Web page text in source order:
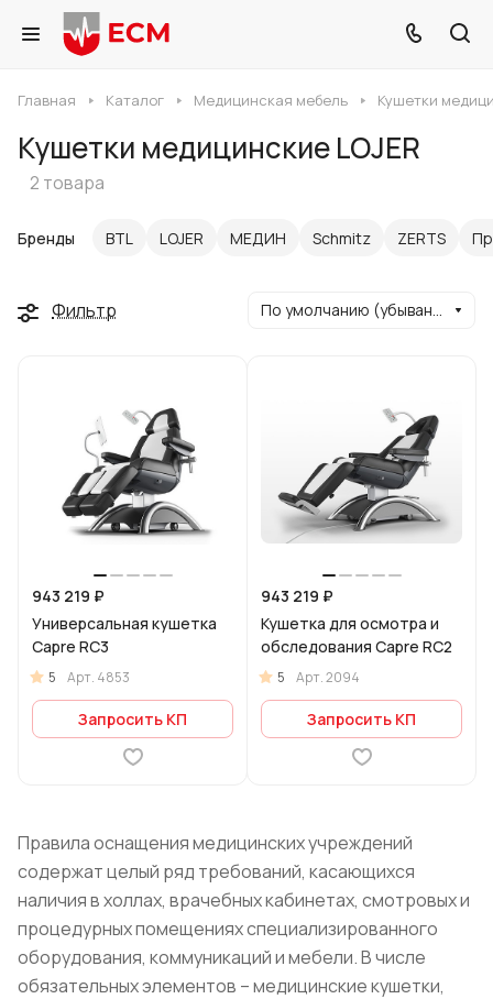
Главная Каталог Медицинская мебель Кушетки
Кушетки медицинские LOJER
2 товара
Бренды BTL LOJER МЕДИН Schmitz ZERTS
Фильтр По умолчанию (убывание)
943 219 ₽
Универсальная кушетка
Capre RC3
5 Арт. 4853
Запросить КП
943 219 ₽
Кушетка для осмотра и
обследования Capre RC2
5 Арт.2094
Запросить КП
Правила оснащения медицинских учреждений
содержат целый ряд требований, касающихся
наличия в холлах, врачебных кабинетах, смотровых и
процедурных помещениях специализированного
оборудования, коммуникаций и мебели. В числе
обязательных элементов – медицинские кушетки,